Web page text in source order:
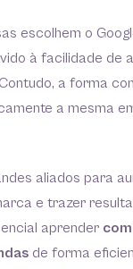
escolhem o
à facilidade de
a forma
a mesma
aliados para
e trazer
aprender
de forma